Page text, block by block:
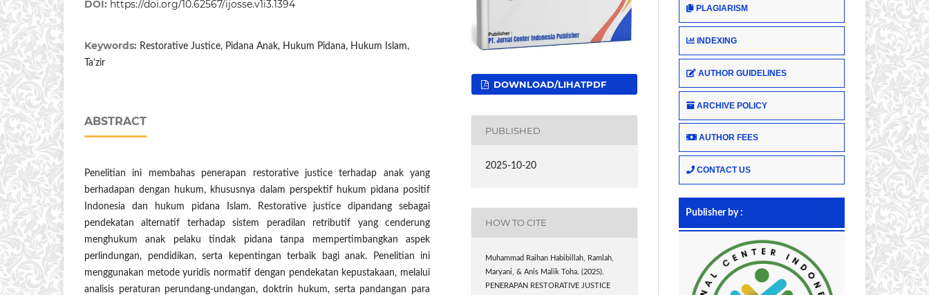
DOI: https://doi.org/10.62567/ijosse.v1i3.1394
Keywords: Restorative Justice, Pidana Anak, Hukum Pidana, Hukum Islam,
Ta’zir
ABSTRACT
Penelitian ini membahas penerapan restorative justice terhadap anak yang
berhadapan dengan hukum, khususnya dalam perspektif hukum pidana positif
Indonesia dan hukum pidana Islam. Restorative justice dipandang sebagai
pendekatan alternatif terhadap sistem peradilan retributif yang cenderung
menghukum anak pelaku tindak pidana tanpa mempertimbangkan aspek
perlindungan, pendidikan, serta kepentingan terbaik bagi anak. Penelitian ini
menggunakan metode yuridis normatif dengan pendekatan kepustakaan, melalui
analisis peraturan perundang-undangan, doktrin hukum, serta pandangan para
DOWNLOAD/LIHATPDF
PUBLISHED
2025-10-20
HOW TO CITE
Muhammad Raihan Habibillah, Ramlah,
Maryani, & Anis Malik Toha. (2025).
PENERAPAN RESTORATIVE JUSTICE
PLAGIARISM
INDEXING
AUTHOR GUIDELINES
ARCHIVE POLICY
AUTHOR FEES
CONTACT US
Publisher by :